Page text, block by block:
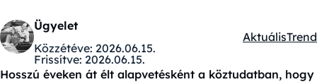
Ügyelet
Közzétéve: 2026.06.15.
Frissítve: 2026.06.15.
Kategóriák:
AktuálisTrend
Hosszú éveken át élt alapvetésként a köztudatban, hogy